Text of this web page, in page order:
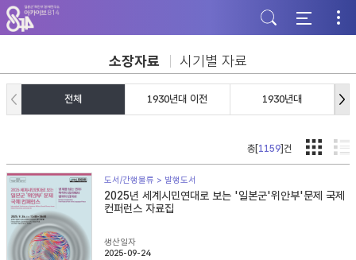
주
메
뉴
가
기
본
문
바
기
하
단
바
기
소장자료 시기별 자료
전체 1930년대 이전 1930년대
총[1159]건
도서/간행물류 > 발행도서
2025년 세계시민연대로 보는 '일본군'위안부'문제 국제
컨퍼런스 자료집
생산일자
2025-09-24